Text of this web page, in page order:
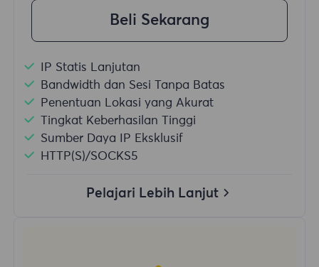
Beli Sekarang
IP Statis Lanjutan
Bandwidth dan Sesi Tanpa Batas
Penentuan Lokasi yang Akurat
Tingkat Keberhasilan Tinggi
Sumber Daya IP Eksklusif
HTTP(S)/SOCKS5
Pelajari Lebih Lanjut